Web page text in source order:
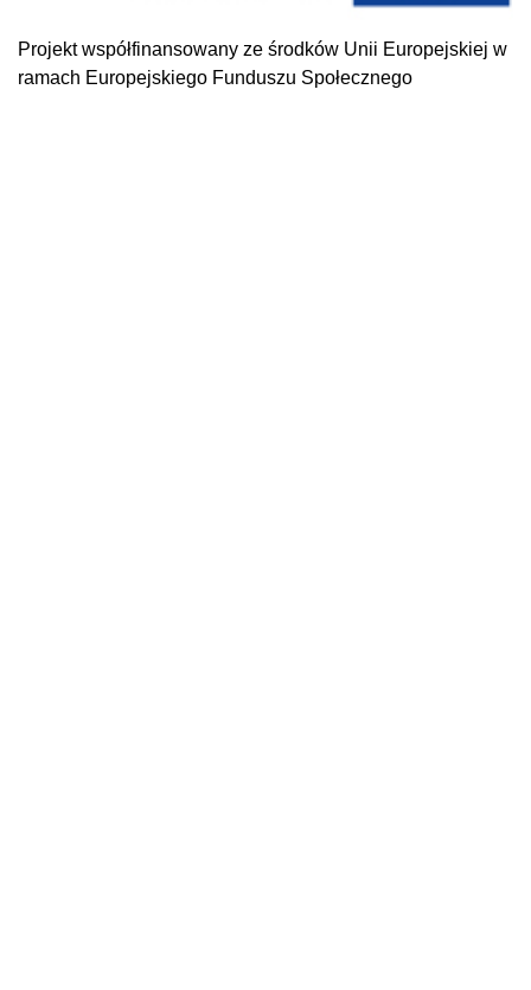
Projekt współfinansowany ze środków Unii Europejskiej w
ramach Europejskiego Funduszu Społecznego